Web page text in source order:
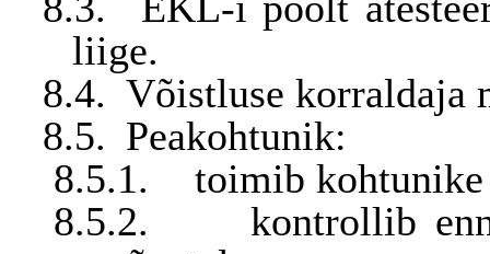
liige.
8.4. Võistluse korraldaja
8.5. Peakohtunik:
8.5.1.
toimib
8.5.2.
kontrollib